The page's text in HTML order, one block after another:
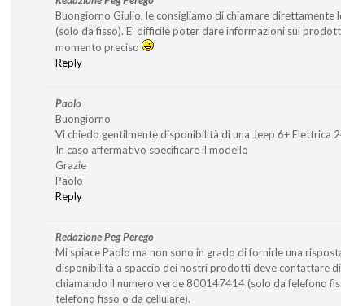
Buongiorno Giulio, le consigliamo di chiamare
(solo da fisso). E’ difficile poter dare informazioni sui
momento preciso
Reply
Paolo
Buongiorno
Vi chiedo gentilmente disponibilità di una Jeep 6+ Elettrica
In caso affermativo specificare il modello
Grazie
Paolo
Reply
Redazione Peg Perego
Mi spiace Paolo ma non sono in grado di fornirle una
disponibilità a spaccio dei nostri prodotti deve contattare
chiamando il numero verde 800147414 (solo da felefono
telefono fisso o da cellulare).